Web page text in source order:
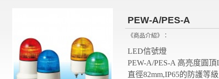
PEW-A/PES-A
《商品介紹》：
LED信號燈
PEW-A/PES-A 高亮度圓
直徑82mm,IP65的防護等